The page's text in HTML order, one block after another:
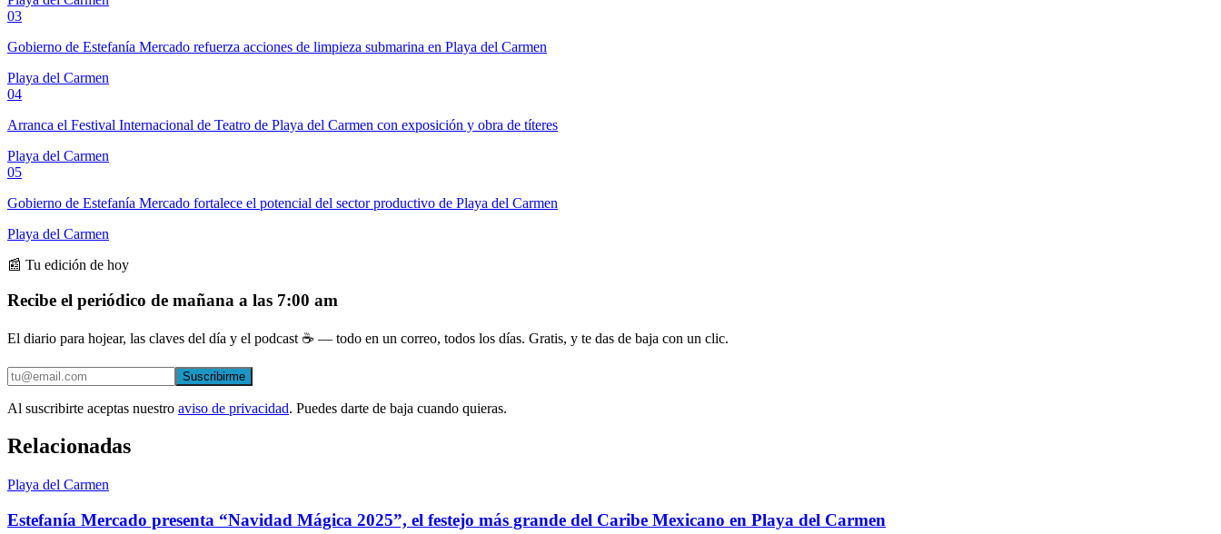
03
Gobierno de Estefanía Mercado refuerza acciones de limpieza submarina en Playa del Carmen
Playa del Carmen
04
Arranca el Festival Internacional de Teatro de Playa del Carmen con exposición y obra de títeres
Playa del Carmen
05
Gobierno de Estefanía Mercado fortalece el potencial del sector productivo de Playa del Carmen
Playa del Carmen
📰 Tu edición de hoy
Recibe el periódico de mañana a las 7:00 am
El diario para hojear, las claves del día y el podcast ☕ — todo en un correo, todos los días. Gratis, y te das de baja con un clic.
Suscribirme
Al suscribirte aceptas nuestro aviso de privacidad. Puedes darte de baja cuando quieras.
Relacionadas
Playa del Carmen
Estefanía Mercado presenta “Navidad Mágica 2025”, el festejo más grande del Caribe Mexicano en Playa del Carmen